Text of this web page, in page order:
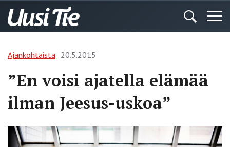
Ajankohtaista 20.5.2015
”En voisi ajatella elämää
ilman Jeesus-uskoa”